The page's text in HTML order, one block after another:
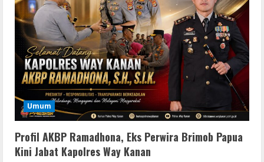
Umum
Profil AKBP Ramadhona, Eks Perwira Brimob Papua
Kini Jabat Kapolres Way Kanan